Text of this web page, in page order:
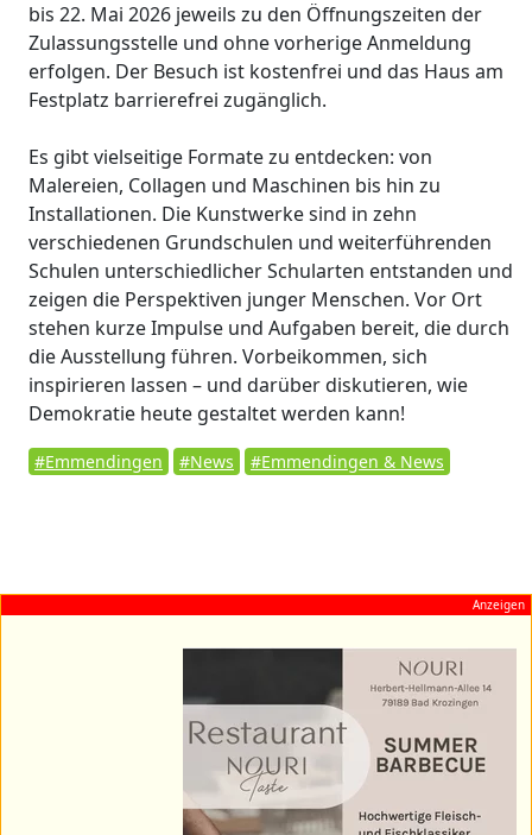
bis 22. Mai 2026 jeweils zu den Öffnungszeiten der
Zulassungsstelle und ohne vorherige Anmeldung
erfolgen. Der Besuch ist kostenfrei und das Haus am
Festplatz barrierefrei zugänglich.
Es gibt vielseitige Formate zu entdecken: von
Malereien, Collagen und Maschinen bis hin zu
Installationen. Die Kunstwerke sind in zehn
verschiedenen Grundschulen und weiterführenden
Schulen unterschiedlicher Schularten entstanden und
zeigen die Perspektiven junger Menschen. Vor Ort
stehen kurze Impulse und Aufgaben bereit, die durch
die Ausstellung führen. Vorbeikommen, sich
inspirieren lassen – und darüber diskutieren, wie
Demokratie heute gestaltet werden kann!
#Emmendingen #News #Emmendingen & News
Anzeigen